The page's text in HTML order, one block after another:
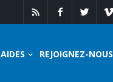
AIDES REJOIGNEZ-NOUS